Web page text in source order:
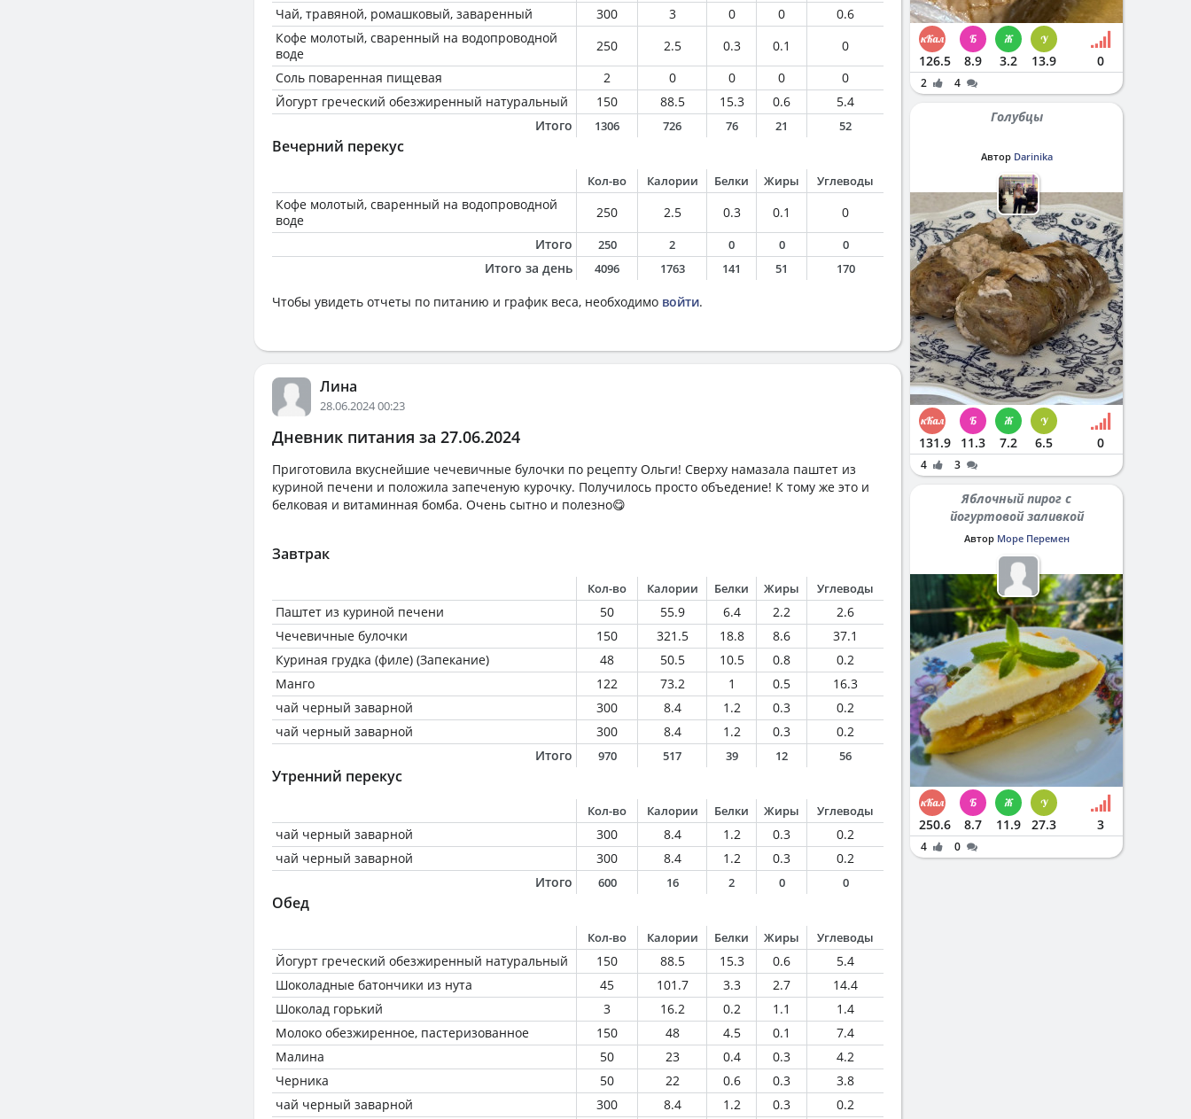
Чай, травяной, ромашковый, заваренный
300 3 0 0
0.6
Кофе молотый, сваренный на водопроводной
воде
250 2.5 0.3 0.1
0
Соль поваренная пищевая
2 0 0 0
0
Йогурт греческий обезжиренный натуральный
150 88.5 15.3 0.6
5.4
Итого
1306 726 76 21 52
Вечерний перекус
Кол-во Калории Белки Жиры Углеводы
Кофе молотый, сваренный на водопроводной
воде
250 2.5 0.3 0.1
0
Итого
250 2 0 0 0
Итого за день 4096 1763 141 51 170
Чтобы увидеть отчеты по питанию и график веса, необходимо войти.
Лина
28.06.2024 00:23
Дневник питания за 27.06.2024
Приготовила вкуснейшие чечевичные булочки по рецепту Ольги! Сверху намазала паштет из
куриной печени и положила запеченую курочку. Получилось просто объедение! К тому же это и
белковая и витаминная бомба. Очень сытно и полезно😋
Завтрак
Кол-во Калории Белки Жиры Углеводы
Паштет из куриной печени 50 55.9 6.4 2.2
2.6
Чечевичные булочки
150 321.5 18.8 8.6
37.1
Куриная грудка (филе) (Запекание)
48 50.5 10.5 0.8
0.2
Манго
122 73.2 1 0.5
16.3
чай черный заварной
300 8.4 1.2 0.3
0.2
чай черный заварной
300 8.4 1.2 0.3
0.2
Итого
970 517 39 12 56
Утренний перекус
Кол-во Калории Белки Жиры Углеводы
чай черный заварной 300 8.4 1.2 0.3
0.2
чай черный заварной
300 8.4 1.2 0.3
0.2
Итого
600 16 2 0 0
Обед
Кол-во Калории Белки Жиры Углеводы
Йогурт греческий обезжиренный натуральный 150 88.5 15.3 0.6
5.4
Шоколадные батончики из нута
45 101.7 3.3 2.7
14.4
Шоколад горький
3 16.2 0.2 1.1
1.4
Молоко обезжиренное, пастеризованное
150 48 4.5 0.1
7.4
Малина
50 23 0.4 0.3
4.2
Черника
50 22 0.6 0.3
3.8
чай черный заварной
300 8.4 1.2 0.3
0.2
126.5 8.9 3.2 13.9 0
2 4
Голубцы
Автор Darinika
131.9 11.3 7.2 6.5 0
4 3
Яблочный пирог с
йогуртовой заливкой
Автор Море Перемен
250.6 8.7 11.9 27.3 3
4 0